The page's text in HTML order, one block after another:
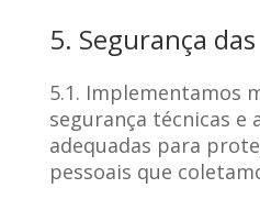
5. Segurança
5.1. Implementamos
segurança técnicas e
adequadas para
pessoais que